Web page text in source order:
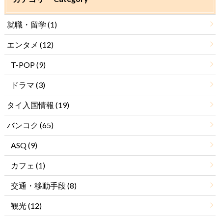
就職・留学 (1)
エンタメ (12)
T-POP(9)
ドラマ (3)
タイ入国情報 (19)
バンコク (65)
ASQ(9)
カフェ (1)
交通・移動手段(8)
観光(12)